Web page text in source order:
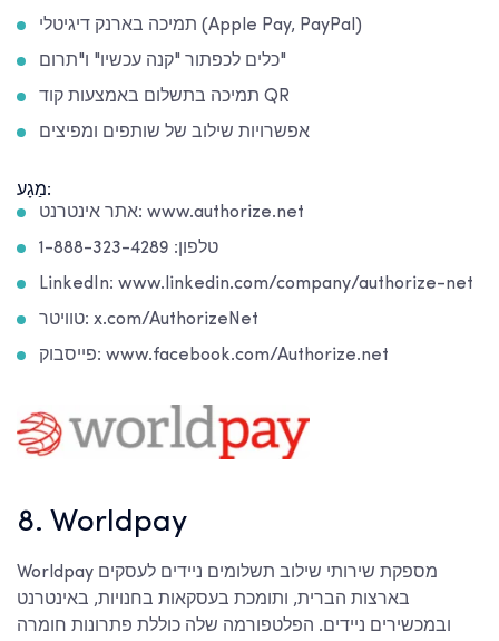
תמיכה בארנק דיגיטלי (Apple Pay, PayPal)
כלים לכפתור "קנה עכשיו" ו"תרום"
תמיכה בתשלום באמצעות קוד QR
אפשרויות שילוב של שותפים ומפיצים
מַגָע:
אתר אינטרנט: www.authorize.net
טלפון: 1-888-323-4289
LinkedIn: www.linkedin.com/company/authorize-net
טוויטר: x.com/AuthorizeNet
פייסבוק: www.facebook.com/Authorize.net
8. Worldpay
Worldpay מספקת שירותי שילוב תשלומים ניידים לעסקים
בארצות הברית, ותומכת בעסקאות בחנויות, באינטרנט
ובמכשירים ניידים. הפלטפורמה שלה כוללת פתרונות חומרה